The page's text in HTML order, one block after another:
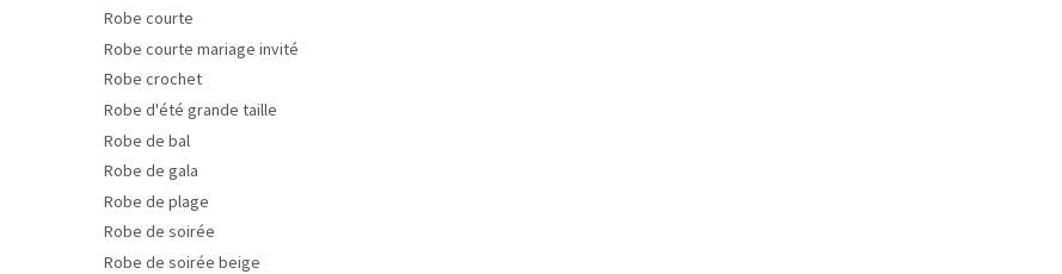
Robe courte
Robe courte mariage invité
Robe crochet
Robe d'été grande taille
Robe de bal
Robe de gala
Robe de plage
Robe de soirée
Robe de soirée beige